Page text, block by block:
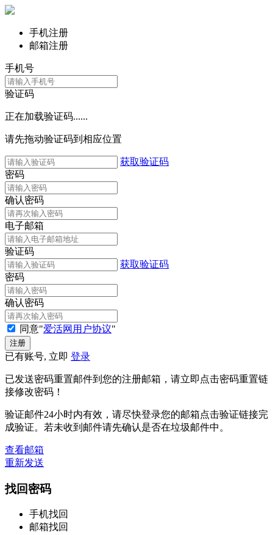
手机注册
邮箱注册
手机号
验证码
正在加载验证码......
请先拖动验证码到相应位置
获取验证码
密码
确认密码
电子邮箱
验证码
获取验证码
密码
确认密码
同意"爱活网用户协议"
已有账号, 立即 登录
已发送密码重置邮件到您的注册邮箱，请立即点击密码重置链
接修改密码！
验证邮件24小时内有效，请尽快登录您的邮箱点击验证链接完
成验证。若未收到邮件请先确认是否在垃圾邮件中。
查看邮箱
重新发送
找回密码
手机找回
邮箱找回